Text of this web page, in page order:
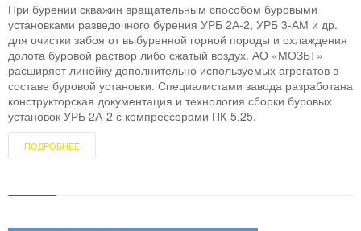
При бурении скважин вращательным способом буровыми
установками разведочного бурения УРБ 2А-2, УРБ 3-АМ и др.
для очистки забоя от выбуренной горной породы и охлаждения
долота буровой раствор либо сжатый воздух. АО «МОЗБТ»
расширяет линейку дополнительно используемых агрегатов в
составе буровой установки. Специалистами завода разработана
конструкторская документация и технология сборки буровых
установок УРБ 2А-2 с компрессорами ПК-5,25.
ПОДРОБНЕЕ